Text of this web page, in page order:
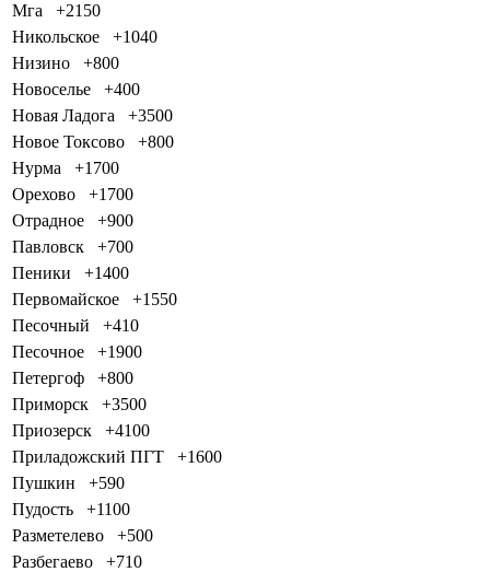
Мга
+2150
Никольское
+1040
Низино
+800
Новоселье
+400
Новая Ладога
+3500
Новое Токсово
+800
Нурма
+1700
Орехово
+1700
Отрадное
+900
Павловск
+700
Пеники
+1400
Первомайское
+1550
Песочный
+410
Песочное
+1900
Петергоф
+800
Приморск
+3500
Приозерск
+4100
Приладожский ПГТ
+1600
Пушкин
+590
Пудость
+1100
Разметелево
+500
Разбегаево
+710